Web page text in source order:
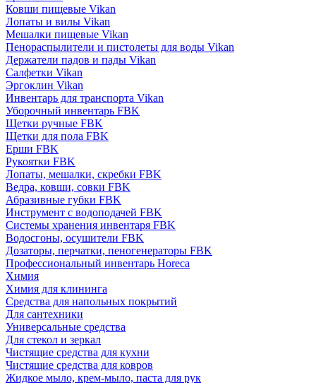
Ковши пищевые Vikan
Лопаты и вилы Vikan
Мешалки пищевые Vikan
Пенораспылители и пистолеты для воды Vikan
Держатели падов и пады Vikan
Салфетки Vikan
Эргоклин Vikan
Инвентарь для транспорта Vikan
Уборочный инвентарь FBK
Щетки ручные FBK
Щетки для пола FBK
Ерши FBK
Рукоятки FBK
Лопаты, мешалки, скребки FBK
Ведра, ковши, совки FBK
Абразивные губки FBK
Инструмент с водоподачей FBK
Системы хранения инвентаря FBK
Водосгоны, осушители FBK
Дозаторы, перчатки, пеногенераторы FBK
Профессиональный инвентарь Horeca
Химия
Химия для клининга
Средства для напольных покрытий
Для сантехники
Универсальные средства
Для стекол и зеркал
Чистящие средства для кухни
Чистящие средства для ковров
Жидкое мыло, крем-мыло, паста для рук